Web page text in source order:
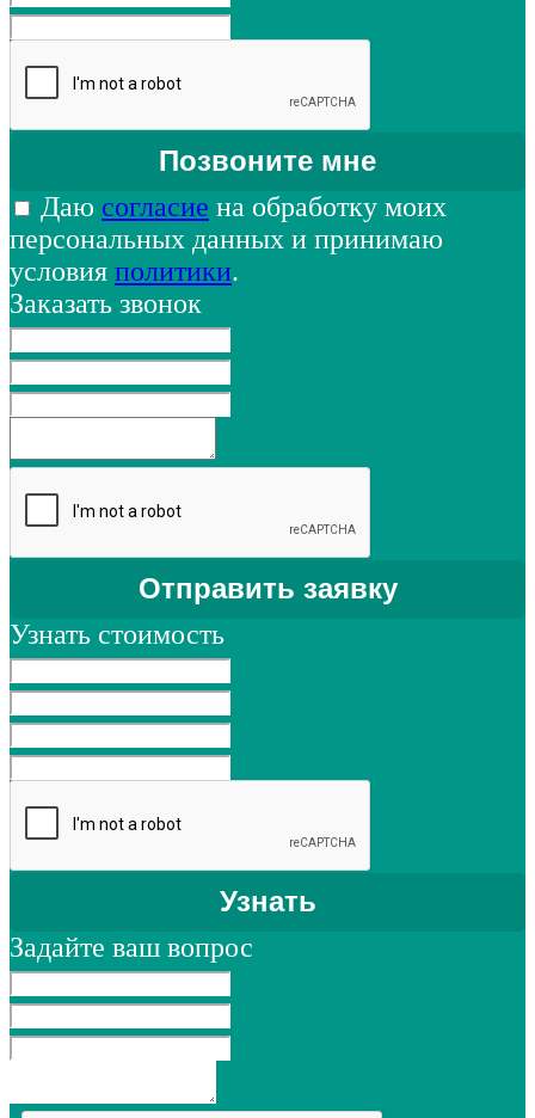
Даю согласие на обработку моих
персональных данных и принимаю
условия политики.
Заказать звонок
Узнать стоимость
Задайте ваш вопрос